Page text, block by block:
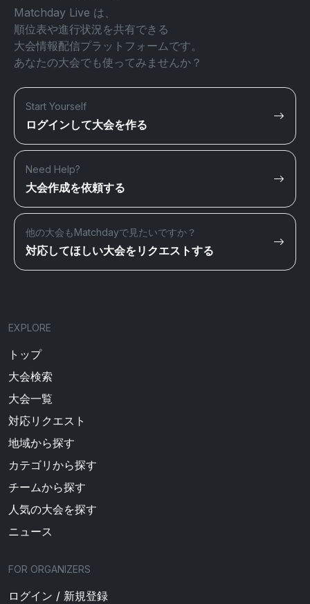
Matchday Live は、
順位表や進行状況を共有できる
大会情報配信プラットフォームです。
あなたの大会でも使ってみませんか？
Start Yourself
ログインして大会を作る
Need Help?
大会作成を依頼する
他の大会もMatchdayで見たいですか？
対応してほしい大会をリクエストする
EXPLORE
トップ
大会検索
大会一覧
対応リクエスト
地域から探す
カテゴリから探す
チームから探す
人気の大会を探す
ニュース
FOR ORGANIZERS
ログイン / 新規登録